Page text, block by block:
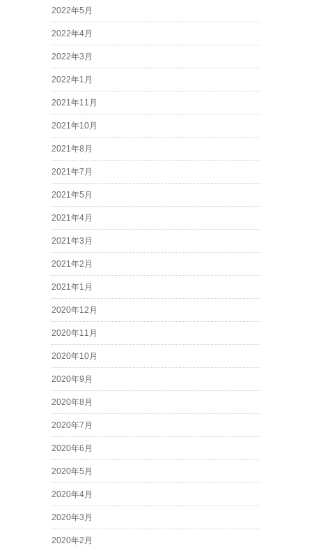
2022年5月
2022年4月
2022年3月
2022年1月
2021年11月
2021年10月
2021年8月
2021年7月
2021年5月
2021年4月
2021年3月
2021年2月
2021年1月
2020年12月
2020年11月
2020年10月
2020年9月
2020年8月
2020年7月
2020年6月
2020年5月
2020年4月
2020年3月
2020年2月